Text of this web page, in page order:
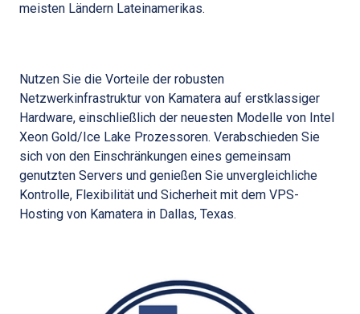
meisten Ländern Lateinamerikas.
Nutzen Sie die Vorteile der robusten
Netzwerkinfrastruktur von Kamatera auf erstklassiger
Hardware, einschließlich der neuesten Modelle von Intel
Xeon Gold/Ice Lake Prozessoren. Verabschieden Sie
sich von den Einschränkungen eines gemeinsam
genutzten Servers und genießen Sie unvergleichliche
Kontrolle, Flexibilität und Sicherheit mit dem VPS-
Hosting von Kamatera in Dallas, Texas.